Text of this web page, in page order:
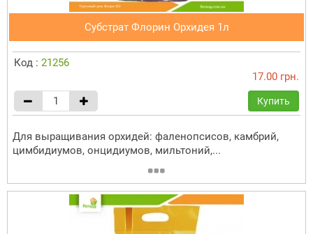
Субстрат Флорин Орхидея 1л
Код : 21256
17.00 грн.
Купить
Для выращивания орхидей: фаленопсисов, камбрий,
цимбидиумов, онцидиумов, мильтоний,...